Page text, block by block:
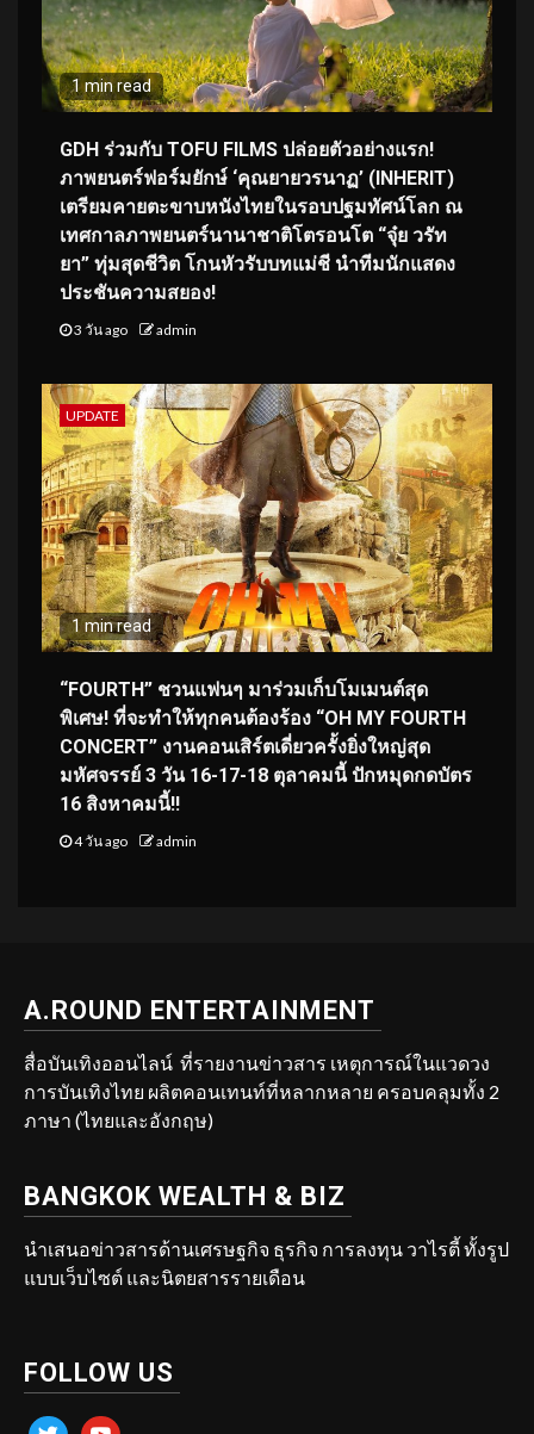
1 min read
GDH ร่วมกับ TOFU FILMS ปล่อยตัวอย่างแรก!
ภาพยนตร์ฟอร์มยักษ์ ‘คุณยายวรนาฏ’ (INHERIT)
เตรียมคายตะขาบหนังไทยในรอบปฐมทัศน์โลก ณ
เทศกาลภาพยนตร์นานาชาติโตรอนโต “จุ๋ย วรัท
ยา” ทุ่มสุดชีวิต โกนหัวรับบทแม่ชี นำทีมนักแสดง
ประชันความสยอง!
3 วัน ago admin
UPDATE
1 min read
“FOURTH” ชวนแฟนๆ มาร่วมเก็บโมเมนต์สุด
พิเศษ! ที่จะทำให้ทุกคนต้องร้อง “OH MY FOURTH
CONCERT” งานคอนเสิร์ตเดี่ยวครั้งยิ่งใหญ่สุด
มหัศจรรย์ 3 วัน 16-17-18 ตุลาคมนี้ ปักหมุดกดบัตร
16 สิงหาคมนี้!!
4 วัน ago admin
A.ROUND ENTERTAINMENT
สื่อบันเทิงออนไลน์ ที่รายงานข่าวสาร เหตุการณ์ในแวดวง
การบันเทิงไทย ผลิตคอนเทนท์ที่หลากหลาย ครอบคลุมทั้ง 2
ภาษา (ไทยและอังกฤษ)
BANGKOK WEALTH & BIZ
นำเสนอข่าวสารด้านเศรษฐกิจ ธุรกิจ การลงทุน วาไรตี้ ทั้งรูป
แบบเว็บไซต์ และนิตยสารรายเดือน
FOLLOW US
twitter youtube